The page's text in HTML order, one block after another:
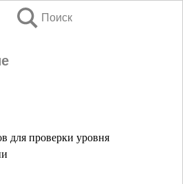
Поиск
для проверки уровня